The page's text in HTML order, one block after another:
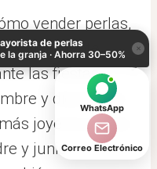
vender perlas,
las fiestas
y diciembre)
joyería en ese
y junio
de perlas
la granja · Ahorra 30–50%
×
WhatsApp
Correo Electrónico